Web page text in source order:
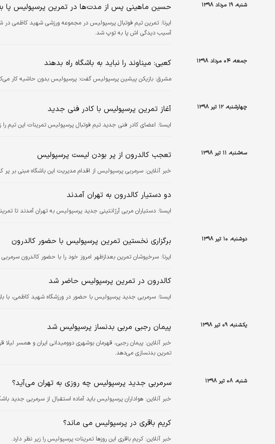
شنبه، ۱۹ مرداد ۱۳۹۸ حسین ماهینی پس از مدت‌ها در تمرین پرسپولیس پا
ایرنا: تمرین تیم فوتبال پرسپولیس در مجموعه ورزشی شهید کاظمی
آسیب دیدگی اش پا به توپ شد.
جمعه، ۰۴ مرداد ۱۳۹۸ کعبی: میناوند را نباید به باشگاه راه بدهند
مشرق: بازیکن پیشین پرسپولیس گفت: پرسپولیس بدون حاشیه کار
چهارشنبه، ۱۲ تیر ۱۳۹۸ آغاز تمرین پرسپولیس با کادر فنی جدید
ايسنا: اعضای کادر فنی جدید تیم فوتبال پرسپولیس تمرینات این تیم را
سه‌شنبه، ۱۱ تیر ۱۳۹۸ تعجب کالدرون از پر بودن لیست پرسپولیس
خبر آنلاین: سرمربی پرسپولیس از اقدام مدیریت این باشگاه مبنی بر
دو دستیار کالدرون به تهران آمدند
ايسنا: دستیاران مربی آرژانتینی جدید پرسپولیس به تهران آمدند تا
دوشنبه، ۱۰ تیر ۱۳۹۸ برگزاری نخستین تمرین پرسپولیس با حضور کالدرون
ایرنا: سرخپوشان تمرین بعدازظهر امروز خود را با حضور کالدرون سرمربی
کالدرون در تمرین پرسپولیس حاضر شد
ايسنا: سرمربی جدید پرسپولیس با حضور در ورزشگاه شهید کاظمی، با
یکشنبه، ۰۹ تیر ۱۳۹۸ پیمان رجبی مربی بدنساز پرسپولیس شد
خبر آنلاین: پیمان رجبی، قهرمان بوشهری دوومیدانی ایران و همسر لیلا
تمرین بدنسازی می‌دهد.
شنبه، ۰۸ تیر ۱۳۹۸ سرمربی جدید پرسپولیس چه روزی به تهران می‌آید؟
خبر آنلاین: هواداران پرسپولیس باید آماده استقبال از سرمربی جدید
کریم باقری در پرسپولیس می ماند؟
خبر آنلاین: کریم باقری این روزها تمرینات پرسپولیس را زیر نظر دارد.